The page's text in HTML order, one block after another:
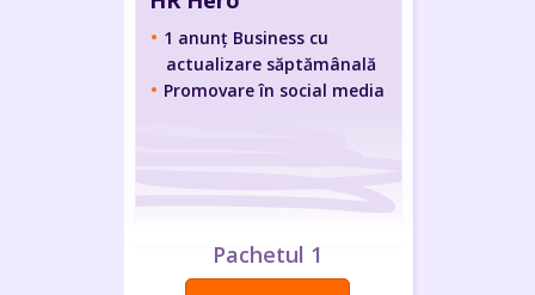
1 anunț Business cu
actualizare săptămânală
Promovare în social media
Pachetul 1